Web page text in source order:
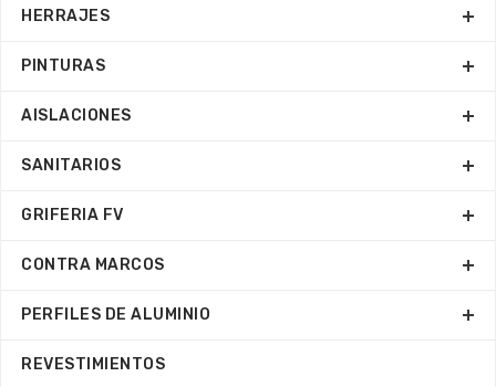
HERRAJES
PINTURAS
AISLACIONES
SANITARIOS
GRIFERIA FV
CONTRA MARCOS
PERFILES DE ALUMINIO
REVESTIMIENTOS